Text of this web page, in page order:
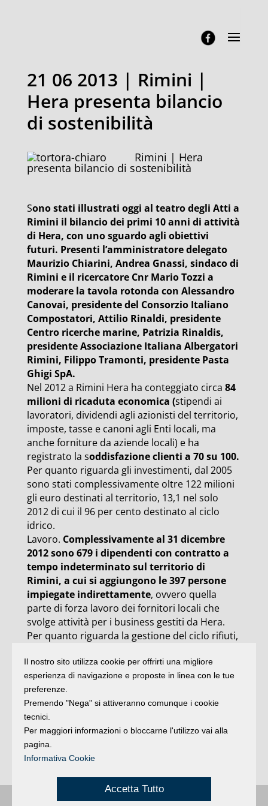
21 06 2013 | Rimini |
Hera presenta bilancio
di sostenibilità
Rimini | Hera
presenta bilancio di sostenibilità
Sono stati illustrati oggi al teatro degli Atti a
Rimini il bilancio dei primi 10 anni di attività
di Hera, con uno sguardo agli obiettivi
futuri. Presenti l’amministratore delegato
Maurizio Chiarini, Andrea Gnassi, sindaco di
Rimini e il ricercatore Cnr Mario Tozzi a
moderare la tavola rotonda con Alessandro
Canovai, presidente del Consorzio Italiano
Compostatori, Attilio Rinaldi, presidente
Centro ricerche marine, Patrizia Rinaldis,
presidente Associazione Italiana Albergatori
Rimini, Filippo Tramonti, presidente Pasta
Ghigi SpA.
Nel 2012 a Rimini Hera ha conteggiato circa 84
milioni di ricaduta economica (stipendi ai
lavoratori, dividendi agli azionisti del territorio,
imposte, tasse e canoni agli Enti locali, ma
anche forniture da aziende locali) e ha
registrato la soddisfazione clienti a 70 su 100.
Per quanto riguarda gli investimenti, dal 2005
sono stati complessivamente oltre 122 milioni
gli euro destinati al territorio, 13,1 nel solo
2012 di cui il 96 per cento destinato al ciclo
idrico.
Lavoro. Complessivamente al 31 dicembre
2012 sono 679 i dipendenti con contratto a
tempo indeterminato sul territorio di
Rimini, a cui si aggiungono le 397 persone
impiegate indirettamente, ovvero quella
parte di forza lavoro dei fornitori locali che
svolge attività per i business gestiti da Hera.
Per quanto riguarda la gestione del ciclo rifiuti,
esperienze europee. Rispetto al 2001,i
conferimenti in discarica, infatti, sono scesi
al 7 per cento
raccolta differenziata ha quasi sfiorato il 60 per
cento (era il 25 per cento nel 2001). Le
emissioni del termovalorizzatore sono risultate
mediamente inferiori di ben il 91 per cento
rispetto ai livelli consentiti dalla legge.
Il nostro sito utilizza cookie per offrirti una migliore
esperienza di navigazione e proposte in linea con le tue
preferenze.
Premendo "Nega" si attiveranno comunque i cookie
tecnici.
Per maggiori informazioni o bloccarne l'utilizzo vai alla
pagina.
Informativa Cookie
Accetta Tutto